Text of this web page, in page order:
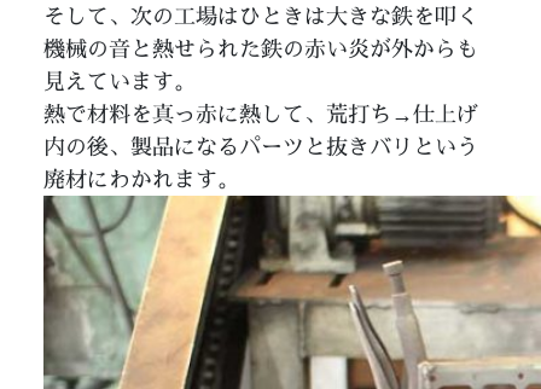
そして、次の工場はひときは大きな鉄を叩く
機械の音と熱せられた鉄の赤い炎が外からも
見えています。
熱で材料を真っ赤に熱して、荒打ち→仕上げ
内の後、製品になるパーツと抜きバリという
廃材にわかれます。